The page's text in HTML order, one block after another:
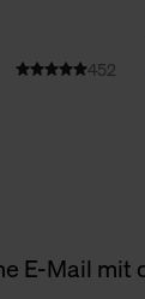
452
E-Mail